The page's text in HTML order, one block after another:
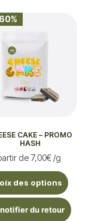
CAKE – PROMO
HASH
de 7,00€ /g
des options
du retour